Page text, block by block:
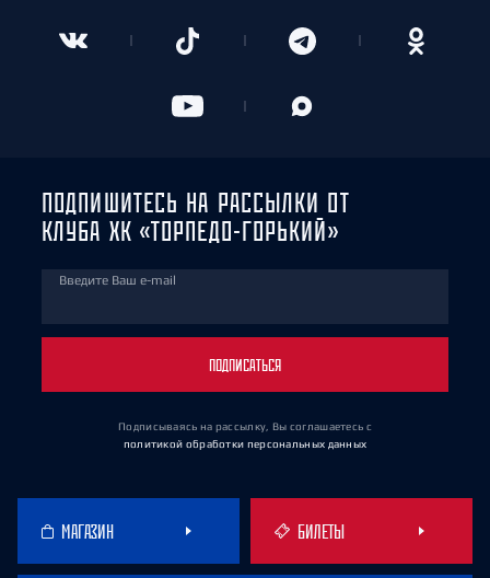
ПОДПИШИТЕСЬ НА РАССЫЛКИ ОТ
КЛУБА ХК «ТОРПЕДО-ГОРЬКИЙ»
Введите Ваш e-mail
ПОДПИСАТЬСЯ
Подписываясь на рассылку, Вы соглашаетесь с
политикой обработки персональных данных
МАГАЗИН БИЛЕТЫ